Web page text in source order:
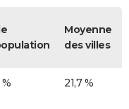
Moyenne
des villes
% 21,7 %